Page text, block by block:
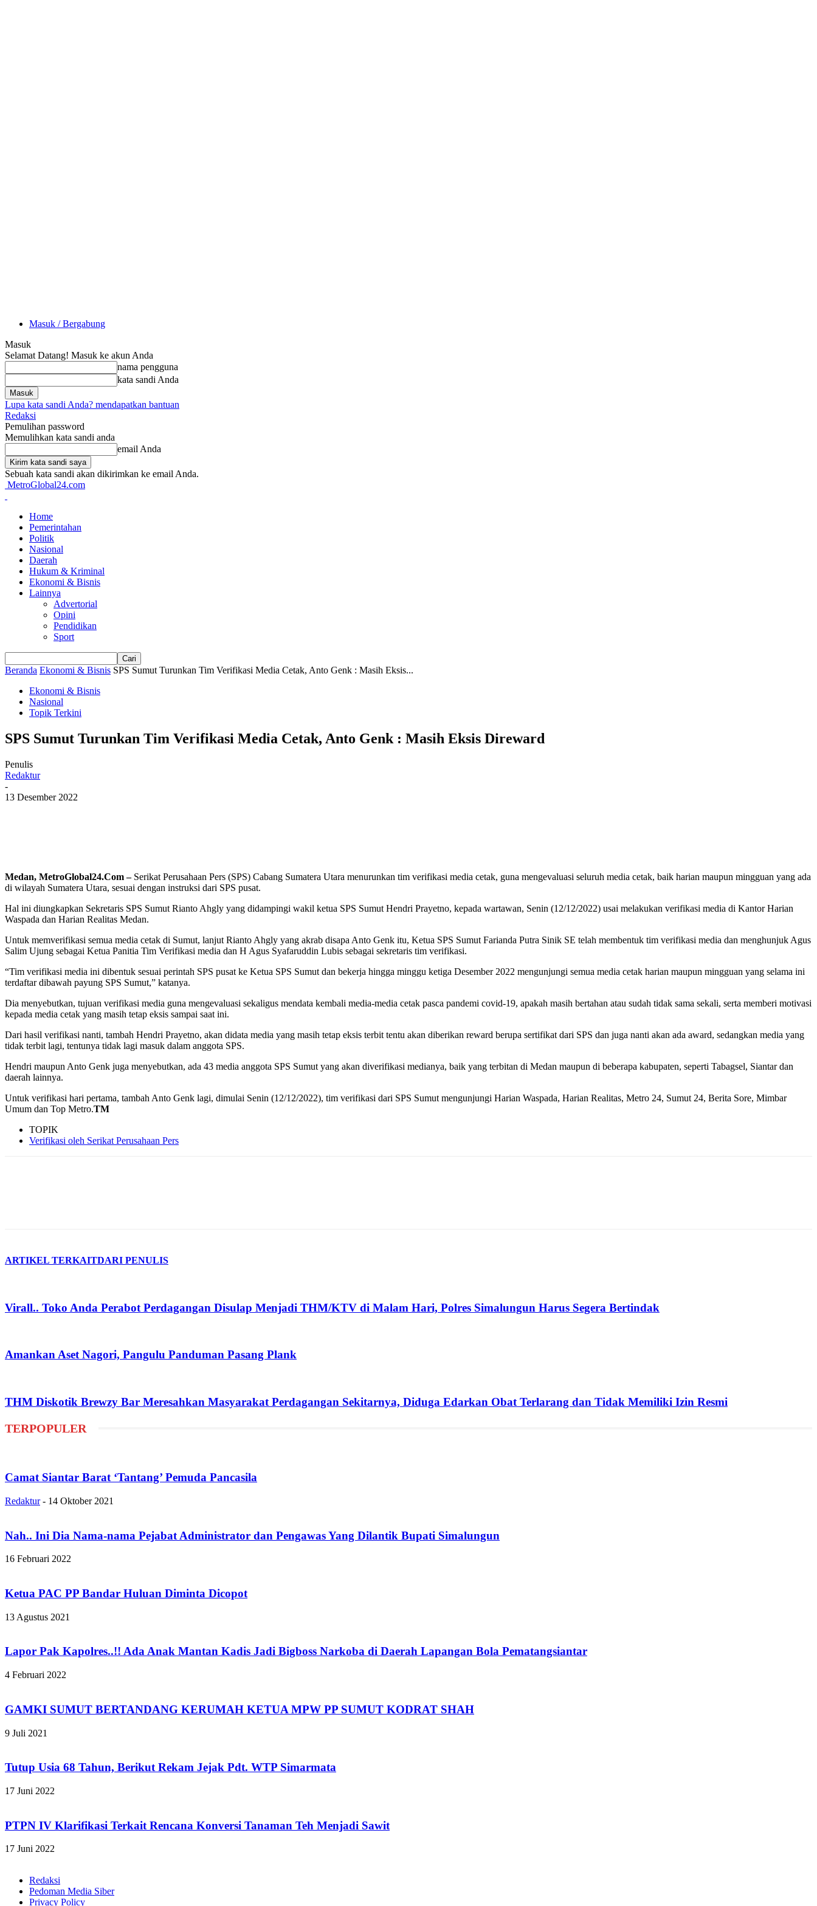
Masuk / Bergabung
Masuk
Selamat Datang! Masuk ke akun Anda
nama pengguna
kata sandi Anda
Lupa kata sandi Anda? mendapatkan bantuan
Redaksi
Pemulihan password
Memulihkan kata sandi anda
email Anda
Sebuah kata sandi akan dikirimkan ke email Anda.
MetroGlobal24.com
Home
Pemerintahan
Politik
Nasional
Daerah
Hukum & Kriminal
Ekonomi & Bisnis
Lainnya
Advertorial
Opini
Pendidikan
Sport
Beranda Ekonomi & Bisnis SPS Sumut Turunkan Tim Verifikasi Media Cetak, Anto Genk : Masih Eksis...
Ekonomi & Bisnis
Nasional
Topik Terkini
SPS Sumut Turunkan Tim Verifikasi Media Cetak, Anto Genk : Masih Eksis Direward
Penulis
Redaktur
-
13 Desember 2022
Medan, MetroGlobal24.Com – Serikat Perusahaan Pers (SPS) Cabang Sumatera Utara menurunkan tim verifikasi media cetak, guna mengevaluasi seluruh media cetak, baik harian maupun mingguan yang ada
di wilayah Sumatera Utara, sesuai dengan instruksi dari SPS pusat.
Hal ini diungkapkan Sekretaris SPS Sumut Rianto Ahgly yang didampingi wakil ketua SPS Sumut Hendri Prayetno, kepada wartawan, Senin (12/12/2022) usai melakukan verifikasi media di Kantor Harian
Waspada dan Harian Realitas Medan.
Untuk memverifikasi semua media cetak di Sumut, lanjut Rianto Ahgly yang akrab disapa Anto Genk itu, Ketua SPS Sumut Farianda Putra Sinik SE telah membentuk tim verifikasi media dan menghunjuk Agus
Salim Ujung sebagai Ketua Panitia Tim Verifikasi media dan H Agus Syafaruddin Lubis sebagai sekretaris tim verifikasi.
“Tim verifikasi media ini dibentuk sesuai perintah SPS pusat ke Ketua SPS Sumut dan bekerja hingga minggu ketiga Desember 2022 mengunjungi semua media cetak harian maupun mingguan yang selama ini
terdaftar dibawah payung SPS Sumut,” katanya.
Dia menyebutkan, tujuan verifikasi media guna mengevaluasi sekaligus mendata kembali media-media cetak pasca pandemi covid-19, apakah masih bertahan atau sudah tidak sama sekali, serta memberi motivasi
kepada media cetak yang masih tetap eksis sampai saat ini.
Dari hasil verifikasi nanti, tambah Hendri Prayetno, akan didata media yang masih tetap eksis terbit tentu akan diberikan reward berupa sertifikat dari SPS dan juga nanti akan ada award, sedangkan media yang
tidak terbit lagi, tentunya tidak lagi masuk dalam anggota SPS.
Hendri maupun Anto Genk juga menyebutkan, ada 43 media anggota SPS Sumut yang akan diverifikasi medianya, baik yang terbitan di Medan maupun di beberapa kabupaten, seperti Tabagsel, Siantar dan
daerah lainnya.
Untuk verifikasi hari pertama, tambah Anto Genk lagi, dimulai Senin (12/12/2022), tim verifikasi dari SPS Sumut mengunjungi Harian Waspada, Harian Realitas, Metro 24, Sumut 24, Berita Sore, Mimbar
Umum dan Top Metro.TM
TOPIK
Verifikasi oleh Serikat Perusahaan Pers
ARTIKEL TERKAITDARI PENULIS
Virall.. Toko Anda Perabot Perdagangan Disulap Menjadi THM/KTV di Malam Hari, Polres Simalungun Harus Segera Bertindak
Amankan Aset Nagori, Pangulu Panduman Pasang Plank
THM Diskotik Brewzy Bar Meresahkan Masyarakat Perdagangan Sekitarnya, Diduga Edarkan Obat Terlarang dan Tidak Memiliki Izin Resmi
TERPOPULER
Camat Siantar Barat ‘Tantang’ Pemuda Pancasila
Redaktur - 14 Oktober 2021
Nah.. Ini Dia Nama-nama Pejabat Administrator dan Pengawas Yang Dilantik Bupati Simalungun
16 Februari 2022
Ketua PAC PP Bandar Huluan Diminta Dicopot
13 Agustus 2021
Lapor Pak Kapolres..!! Ada Anak Mantan Kadis Jadi Bigboss Narkoba di Daerah Lapangan Bola Pematangsiantar
4 Februari 2022
GAMKI SUMUT BERTANDANG KERUMAH KETUA MPW PP SUMUT KODRAT SHAH
9 Juli 2021
Tutup Usia 68 Tahun, Berikut Rekam Jejak Pdt. WTP Simarmata
17 Juni 2022
PTPN IV Klarifikasi Terkait Rencana Konversi Tanaman Teh Menjadi Sawit
17 Juni 2022
Redaksi
Pedoman Media Siber
Privacy Policy